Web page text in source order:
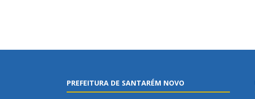
PREFEITURA DE SANTARÉM NOVO